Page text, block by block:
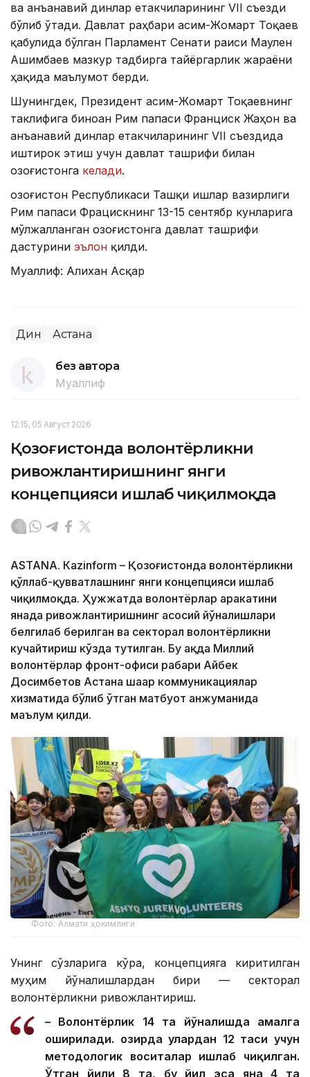
ва анъанавий динлар етакчиларининг VII съезди
бўлиб ўтади. Давлат раҳбари Қасим-Жомарт Тоқаев
қабулида бўлган Парламент Сенати раиси Маулен
Ашимбаев мазкур тадбирга тайёргарлик жараёни
ҳақида маълумот берди.
Шунингдек, Президент Қасим-Жомарт Тоқаевнинг
таклифига биноан Рим папаси Франциск Жаҳон ва
анъанавий динлар етакчиларининг VII съездида
иштирок этиш учун давлат ташрифи билан
Қозоғистонга келади.
Қозоғистон Республикаси Ташқи ишлар вазирлиги
Рим папаси Фрацискнинг 13-15 сентябр кунларига
мўлжалланган Қозоғистонга давлат ташрифи
дастурини эълон қилди.
Муаллиф: Алихан Асқар
Дин Астана
без автора
Муаллиф
12:15, 05 Август 2026
Қозоғистонда волонтёрликни
ривожлантиришнинг янги
концепцияси ишлаб чиқилмоқда
ASTANА. Кazinform – Қозоғистонда волонтёрликни
қўллаб-қувватлашнинг янги концепцияси ишлаб
чиқилмоқда. Ҳужжатда волонтёрлар ҳаракатини
янада ривожлантиришнинг асосий йўналишлари
белгилаб берилган ва секторал волонтёрликни
кучайтириш кўзда тутилган. Бу ҳақда Миллий
волонтёрлар фронт-офиси раҳбари Айбек
Досимбетов Астана шаҳар коммуникациялар
хизматида бўлиб ўтган матбуот анжуманида
маълум қилди.
Фото: Алмати ҳокимлиги
Унинг сўзларига кўра, концепцияга киритилган
муҳим йўналишлардан бири — секторал
волонтёрликни ривожлантириш.
– Волонтёрлик 14 та йўналишда амалга
оширилади. Ҳозирда улардан 12 таси учун
методологик воситалар ишлаб чиқилган.
Ўтган йили 8 та, бу йил эса яна 4 та